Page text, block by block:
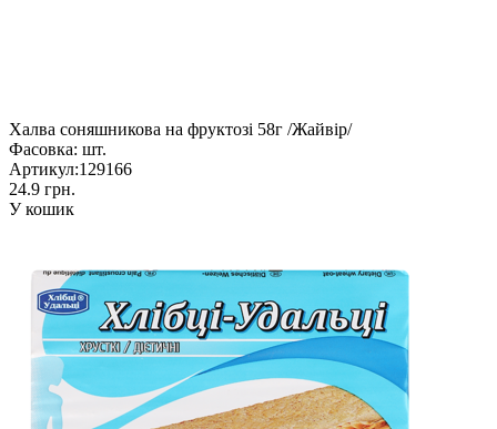
Халва соняшникова на фруктозі 58г /Жайвір/
Фасовка: шт.
Артикул:129166
24.9 грн.
У кошик